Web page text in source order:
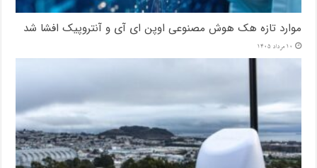
موارد تازه هک هوش مصنوعی اوپن ای آی و آنتروپیک افشا شد
10 مرداد 1405